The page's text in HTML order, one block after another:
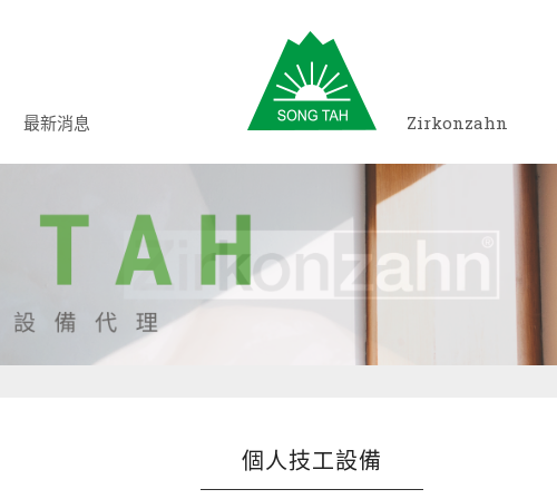
最新消息 Zirkonzahn
個人技工設備